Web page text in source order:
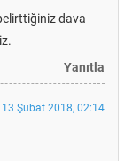
dava
Yanıtla
13 Şubat 2018, 02:14